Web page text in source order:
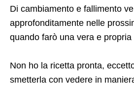
Di cambiamento e fallimento
approfonditamente nelle
quando farò una vera e propria
Non ho la ricetta pronta,
smetterla con vedere in